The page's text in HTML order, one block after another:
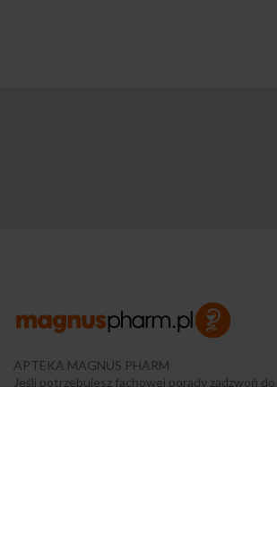
APTEKA MAGNUS PHARM
Jeśli potrzebujesz fachowej porady zadzwoń do